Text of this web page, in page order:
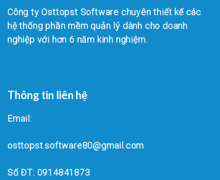
Công ty Osttopst Software chuyên thiết kế các
hệ thống phần mềm quản lý dành cho doanh
nghiệp với hơn 6 năm kinh nghiệm.
Thông tin liên hệ
Email:
osttopst.software80@gmail.com
Số ĐT: 0914841873